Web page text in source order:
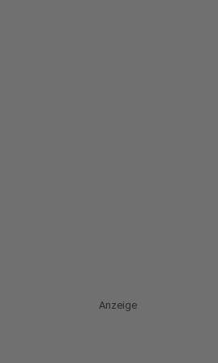
Anzeige